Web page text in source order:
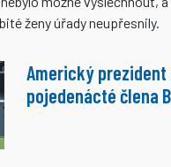
ženy úřady neupřesnily.
Americký prezident
pojedenácté člena